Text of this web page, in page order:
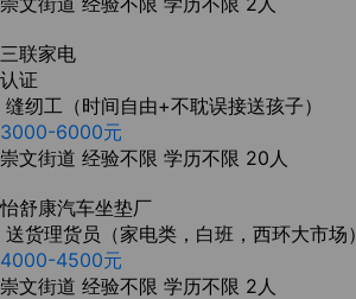
三联家电
认证
缝纫工（时间自由+不耽误接送孩子）
3000-6000元
崇文街道 经验不限 学历不限 20人
怡舒康汽车坐垫厂
送货理货员（家电类，白班，西环大市场）
4000-4500元
崇文街道 经验不限 学历不限 2人